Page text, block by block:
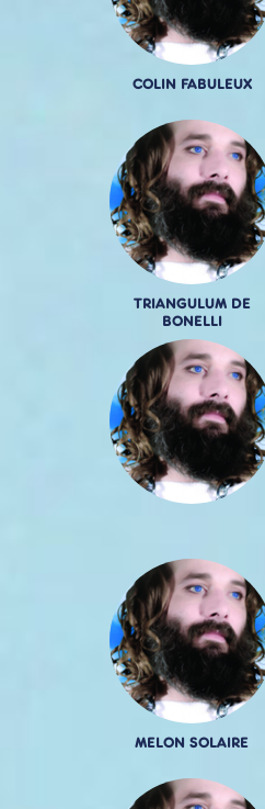
COLIN FABULEUX
TRIANGULUM DE
BONELLI
MELON SOLAIRE